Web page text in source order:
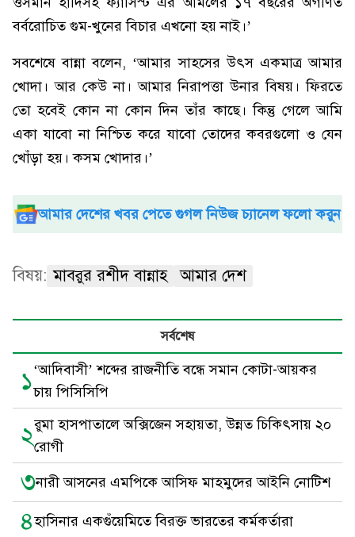
বর্বরোচিত গুম-খুনের বিচার এখনো হয় নাই।’
সবশেষে বান্না বলেন, ‘আমার সাহসের উৎস একমাত্র আমার
খোদা। আর কেউ না। আমার নিরাপত্তা উনার বিষয়। ফিরতে
তো হবেই কোন না কোন দিন তাঁর কাছে। কিন্তু গেলে আমি
একা যাবো না নিশ্চিত করে যাবো তোদের কবরগুলো ও যেন
খোঁড়া হয়। কসম খোদার।’
আমার দেশের খবর পেতে গুগল নিউজ চ্যানেল ফলো করুন
বিষয়: মাবরুর রশীদ বান্নাহ আমার দেশ
সর্বশেষ
১‘আদিবাসী’ শব্দের রাজনীতি বন্ধে সমান কোটা-আয়কর
চায় পিসিসিপি
২রুমা হাসপাতালে অক্সিজেন সহায়তা, উন্নত চিকিৎসায় ২০
রোগী
৩নারী আসনের এমপিকে আসিফ মাহমুদের আইনি নোটিশ
৪হাসিনার একগুঁয়েমিতে বিরক্ত ভারতের কর্মকর্তারা